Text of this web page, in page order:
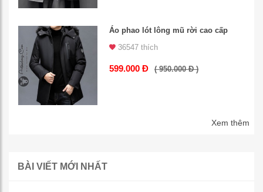
Áo phao lót lông mũ rời cao cấp
36547 thích
599.000 Đ ( 950.000 Đ )
Xem thêm
BÀI VIẾT MỚI NHẤT